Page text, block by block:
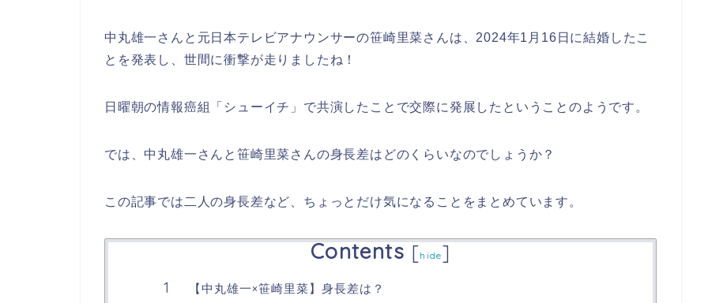
中丸雄一さんと元日本テレビアナウンサーの笹崎里菜さんは、2024年1月16日に結婚したこ
とを発表し、世間に衝撃が走りましたね！
日曜朝の情報癌組「シューイチ」で共演したことで交際に発展したということのようです。
では、中丸雄一さんと笹崎里菜さんの身長差はどのくらいなのでしょうか？
この記事では二人の身長差など、ちょっとだけ気になることをまとめています。
Contents [hide]
【中丸雄一×笹崎里菜】身長差は？